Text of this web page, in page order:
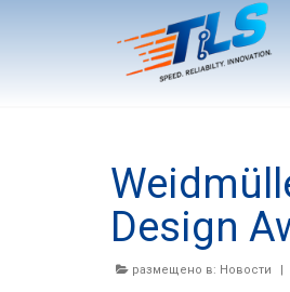
Design
размещено в: Новости |